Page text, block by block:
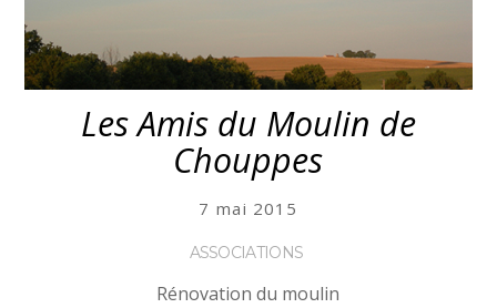
Les Amis du Moulin de
Chouppes
7 mai 2015
ASSOCIATIONS
Rénovation du moulin